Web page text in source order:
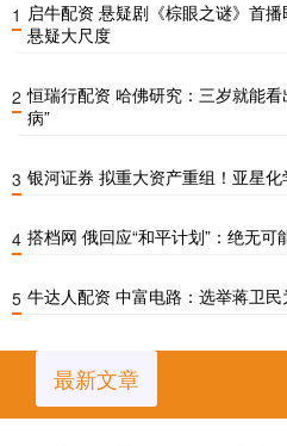
1 启牛配资 悬疑剧《棕眼之谜》首
悬疑大尺度
2 恒瑞行配资 哈佛研究：三岁就能
病”
3 银河证券 拟重大资产重组！亚星
4 搭档网 俄回应“和平计划”：绝无可
5 牛达人配资 中富电路：选举蒋卫
最新文章